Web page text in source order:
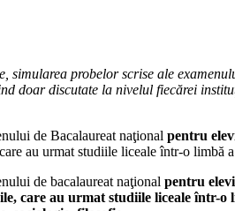
probelor scrise ale
doar discutate la nivelul fiecărei
de Bacalaureat naţional pentru
au urmat studiile liceale într-o limbă
de bacalaureat naţional pentru
care au urmat studiile liceale